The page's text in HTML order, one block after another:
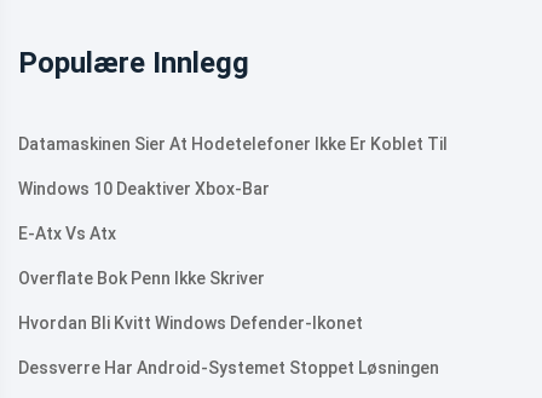
Populære Innlegg
Datamaskinen Sier At Hodetelefoner Ikke Er Koblet Til
Windows 10 Deaktiver Xbox-Bar
E-Atx Vs Atx
Overflate Bok Penn Ikke Skriver
Hvordan Bli Kvitt Windows Defender-Ikonet
Dessverre Har Android-Systemet Stoppet Løsningen